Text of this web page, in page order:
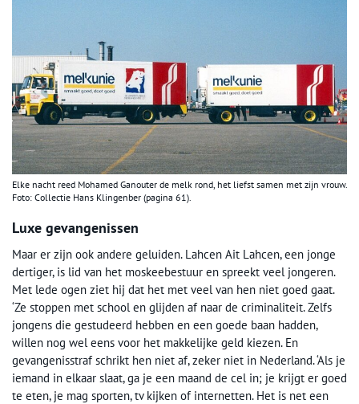
Elke nacht reed Mohamed Ganouter de melk rond, het liefst samen met zijn vrouw.
Foto: Collectie Hans Klingenber (pagina 61).
Luxe gevangenissen
Maar er zijn ook andere geluiden. Lahcen Ait Lahcen, een jonge
dertiger, is lid van het moskeebestuur en spreekt veel jongeren.
Met lede ogen ziet hij dat het met veel van hen niet goed gaat.
‘Ze stoppen met school en glijden af naar de criminaliteit. Zelfs
jongens die gestudeerd hebben en een goede baan hadden,
willen nog wel eens voor het makkelijke geld kiezen. En
gevangenisstraf schrikt hen niet af, zeker niet in Nederland. ‘Als je
iemand in elkaar slaat, ga je een maand de cel in; je krijgt er goed
te eten, je mag sporten, tv kijken of internetten. Het is net een